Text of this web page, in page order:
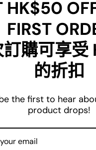
50cm 22cm
53cm 24cm
120cm 56cm 26cm
59cm 27cm
62cm 28cm
測量，僅作參考作用，不作為退
HK$50
FIRST
訂購可享受
的折扣
the first to hear
product drops!